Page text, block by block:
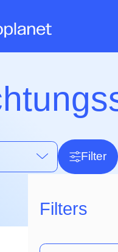
Filter
Filters